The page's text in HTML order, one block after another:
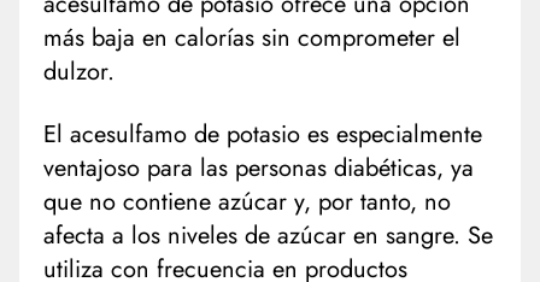
más baja en calorías sin comprometer el
dulzor.
El acesulfamo de potasio es especialmente
ventajoso para las personas diabéticas, ya
que no contiene azúcar y, por tanto, no
afecta a los niveles de azúcar en sangre. Se
utiliza con frecuencia en productos